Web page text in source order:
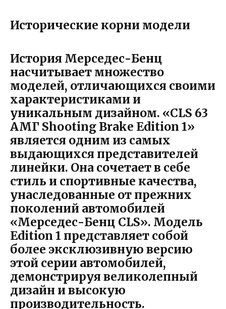
Исторические корни модели
История Мерседес-Бенц
насчитывает множество
моделей, отличающихся своими
характеристиками и
уникальным дизайном. «CLS 63
АМГ Shooting Brake Edition 1»
является одним из самых
выдающихся представителей
линейки. Она сочетает в себе
стиль и спортивные качества,
унаследованные от прежних
поколений автомобилей
«Мерседес-Бенц CLS». Модель
Edition 1 представляет собой
более эксклюзивную версию
этой серии автомобилей,
демонстрируя великолепный
дизайн и высокую
производительность.